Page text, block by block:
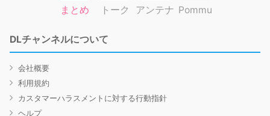
まとめ トーク アンテナ Pommu
DLチャンネルについて
会社概要
利用規約
カスタマーハラスメントに対する行動指針
ヘルプ